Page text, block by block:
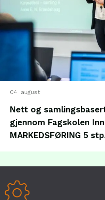
04. august
Nett og
gjennom Fagskolen
MARKEDSFØRING 5